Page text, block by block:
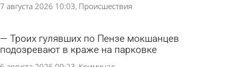
7 августа 2026 10:03 Происшествия
Троих гулявших по Пензе мокшанцев
подозревают в краже на парковке